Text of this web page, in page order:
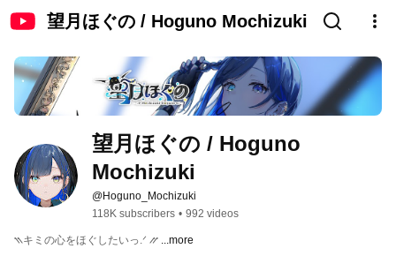
望月ほぐの / Hoguno Mochizuki
望月ほぐの / Hoguno
Mochizuki
@Hoguno_Mochizuki
118K subscribers • 992 videos
⳹キミの心をほぐしたいっ.ᐟ ⳼ ...more